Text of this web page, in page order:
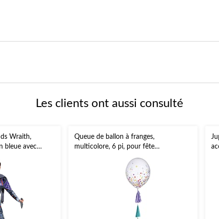
Les clients ont aussi consulté
Wraith,
bleue avec
Queue de ballon à franges,
multicolore, 6 pi, pour fête
d'anniversaire/Fierté